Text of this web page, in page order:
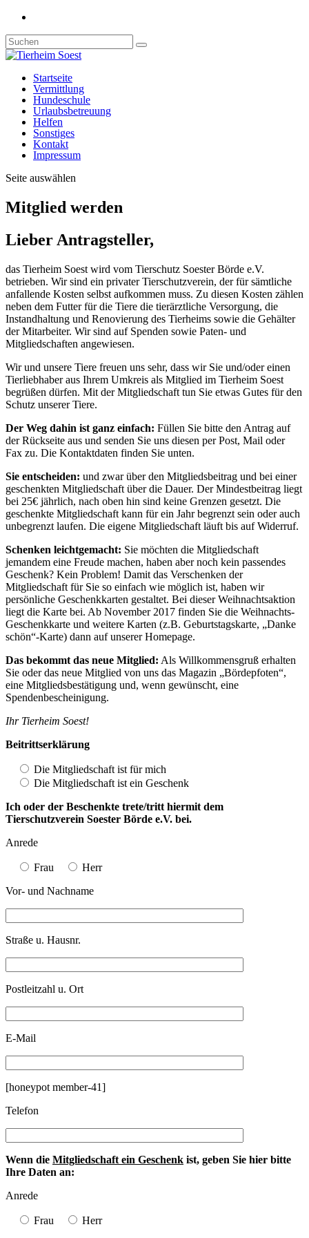
Startseite
Vermittlung
Hundeschule
Urlaubsbetreuung
Helfen
Sonstiges
Kontakt
Impressum
Seite auswählen
Mitglied werden
Lieber Antragsteller,
das Tierheim Soest wird vom Tierschutz Soester Börde e.V.
betrieben. Wir sind ein privater Tierschutzverein, der für sämtliche
anfallende Kosten selbst aufkommen muss. Zu diesen Kosten zählen
neben dem Futter für die Tiere die tierärztliche Versorgung, die
Instandhaltung und Renovierung des Tierheims sowie die Gehälter
der Mitarbeiter. Wir sind auf Spenden sowie Paten- und
Mitgliedschaften angewiesen.
Wir und unsere Tiere freuen uns sehr, dass wir Sie und/oder einen
Tierliebhaber aus Ihrem Umkreis als Mitglied im Tierheim Soest
begrüßen dürfen. Mit der Mitgliedschaft tun Sie etwas Gutes für den
Schutz unserer Tiere.
Der Weg dahin ist ganz einfach: Füllen Sie bitte den Antrag auf
der Rückseite aus und senden Sie uns diesen per Post, Mail oder
Fax zu. Die Kontaktdaten finden Sie unten.
Sie entscheiden: und zwar über den Mitgliedsbeitrag und bei einer
geschenkten Mitgliedschaft über die Dauer. Der Mindestbeitrag liegt
bei 25€ jährlich, nach oben hin sind keine Grenzen gesetzt. Die
geschenkte Mitgliedschaft kann für ein Jahr begrenzt sein oder auch
unbegrenzt laufen. Die eigene Mitgliedschaft läuft bis auf Widerruf.
Schenken leichtgemacht: Sie möchten die Mitgliedschaft
jemandem eine Freude machen, haben aber noch kein passendes
Geschenk? Kein Problem! Damit das Verschenken der
Mitgliedschaft für Sie so einfach wie möglich ist, haben wir
persönliche Geschenkkarten gestaltet. Bei dieser Weihnachtsaktion
liegt die Karte bei. Ab November 2017 finden Sie die Weihnachts-
Geschenkkarte und weitere Karten (z.B. Geburtstagskarte, „Danke
schön“-Karte) dann auf unserer Homepage.
Das bekommt das neue Mitglied: Als Willkommensgruß erhalten
Sie oder das neue Mitglied von uns das Magazin „Bördepfoten“,
eine Mitgliedsbestätigung und, wenn gewünscht, eine
Spendenbescheinigung.
Ihr Tierheim Soest!
Beitrittserklärung
Die Mitgliedschaft ist für mich
Die Mitgliedschaft ist ein Geschenk
Ich oder der Beschenkte trete/tritt hiermit dem
Tierschutzverein Soester Börde e.V. bei.
Anrede
Frau
Herr
Vor- und Nachname
Straße u. Hausnr.
Postleitzahl u. Ort
E-Mail
[honeypot member-41]
Telefon
Wenn die Mitgliedschaft ein Geschenk ist, geben Sie hier bitte
Ihre Daten an:
Anrede
Frau
Herr